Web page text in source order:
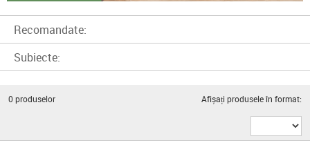
Recomandate:
Subiecte:
0 produselor Afișați produsele în format: